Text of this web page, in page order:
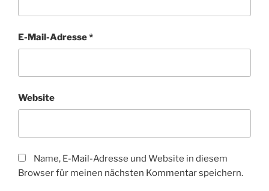
E-Mail-Adresse*
Website
Name, E-Mail-Adresse und Website in diesem
Browser für meinen nächsten Kommentar speichern.